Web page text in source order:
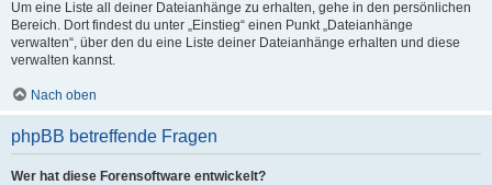
Um eine Liste all deiner Dateianhänge zu erhalten, gehe in den persönlichen
Bereich. Dort findest du unter „Einstieg“ einen Punkt „Dateianhänge
verwalten“, über den du eine Liste deiner Dateianhänge erhalten und diese
verwalten kannst.
Nach oben
phpBB betreffende Fragen
Wer hat diese Forensoftware entwickelt?